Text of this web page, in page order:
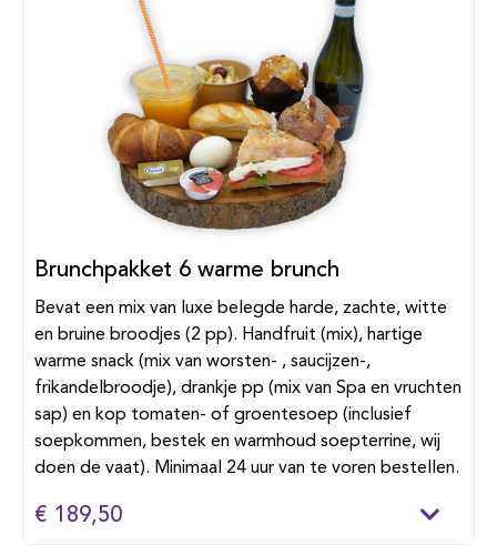
Brunchpakket 6 warme brunch
Bevat een mix van luxe belegde harde, zachte, witte
en bruine broodjes (2 pp). Handfruit (mix), hartige
warme snack (mix van worsten- , saucijzen-,
frikandelbroodje), drankje pp (mix van Spa en vruchten
sap) en kop tomaten- of groentesoep (inclusief
soepkommen, bestek en warmhoud soepterrine, wij
doen de vaat). Minimaal 24 uur van te voren bestellen.
€ 189,50